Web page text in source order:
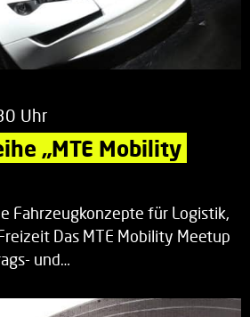
Uhr
„MTE Mobility
Fahrzeugkonzepte für Logistik,
Das MTE Mobility Meetup
und…